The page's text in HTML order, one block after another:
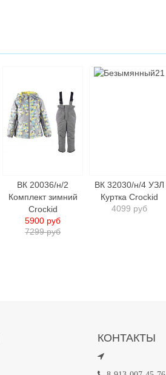
ВК 20036/н/2
Комплект зимний
Crockid
7299 руб
5900 руб
ВК 32030/н/4 УЗЛ
Куртка Crockid
4099 руб
КОНТАКТЫ